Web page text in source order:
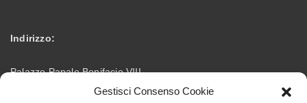
Gestisci Consenso Cookie
Indirizzo:
Palazzo Papale Bonifacio VIII